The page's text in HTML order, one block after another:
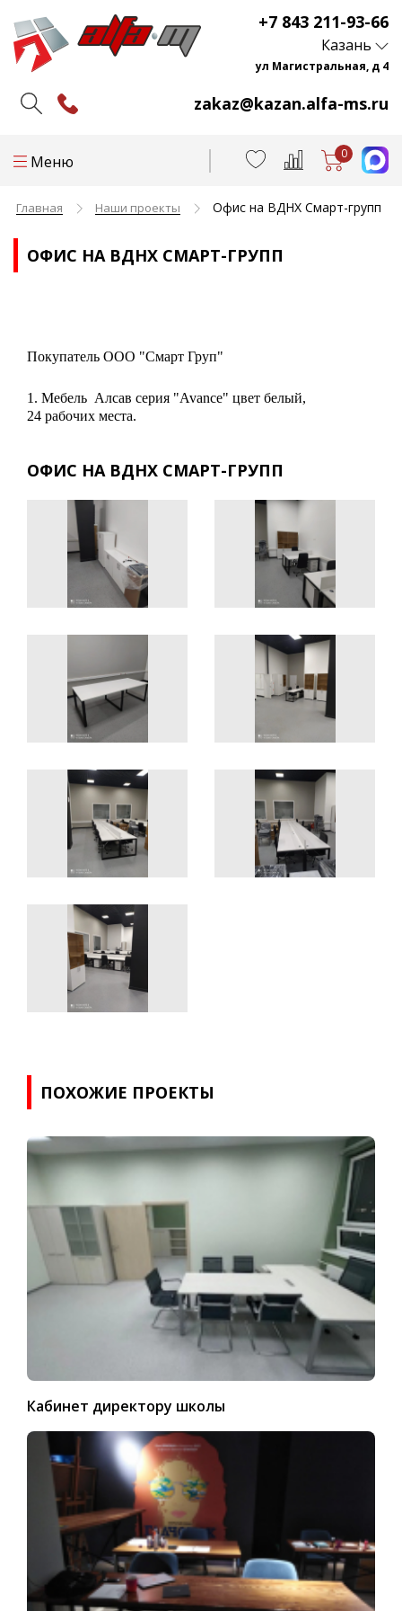
+7 843 211-93-66
zakaz@kazan.alfa-ms.ru
Казань
ул Магистральная, д 4
Меню 0
Главная Наши проекты Офис на ВДНХ Смарт-групп
ОФИС НА ВДНХ СМАРТ-ГРУПП
Покупатель ООО "Смарт Груп"
1. Мебель Алсав серия "Avance" цвет белый,
24 рабочих места.
ОФИС НА ВДНХ СМАРТ-ГРУПП
ПОХОЖИЕ ПРОЕКТЫ
Кабинет директору школы